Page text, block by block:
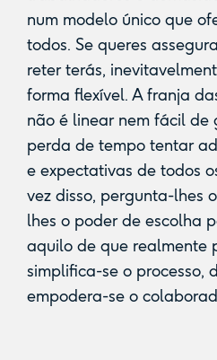
num modelo único que
todos. Se queres
reter terás,
forma flexível. A franja
não é linear nem fácil de
perda de tempo tentar
e expectativas de todos
vez disso, pergunta-lhes
lhes o poder de escolha
aquilo de que realmente
simplifica-se o processo,
empodera-se o